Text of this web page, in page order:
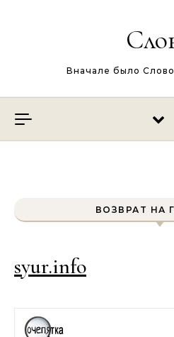
Вначале было
ВОЗВРАТ НА
syur.info